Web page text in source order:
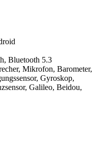
Bluetooth 5.3
Mikrofon, Barometer,
Gyroskop,
Galileo, Beidou,